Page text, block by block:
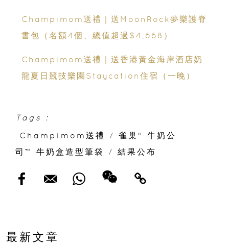
Champimom送禮｜送MoonRock夢樂護脊
書包（名額4個、總值超過$4,668）
Champimom送禮｜送香港黃金海岸酒店奶
龍夏日競技樂園Staycation住宿（一晚）
Tags :
Champimom送禮
/
雀巢® 牛奶公
司™ 牛奶盒造型筆袋
/ 結果公布
最新文章